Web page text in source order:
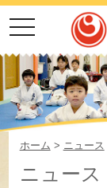
toggle
navigation
ホーム > ニュース
ニュース